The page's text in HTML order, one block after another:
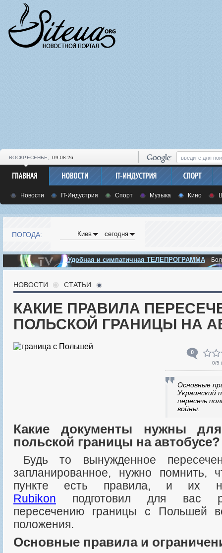
ВОСКРЕСЕНЬЕ, 09.08.26
Новости IT-Индустрия Спорт Музыка Кино
ПОГОДА: Киев сегодня
Удобная и симпатичная ТЕЛЕПРОГРАММА
НОВОСТИ СТАТЬИ
КАКИЕ ПРАВИЛА
ПОЛЬСКОЙ ГРАНИЦЫ НА
0
0/5 (
Основные
Украинский
пересечь
войны.
Какие документы нужны для
польской границы на автобусе?
Будь то вынужденное пересечение границы или
запланированное, нужно помнить,
пункте есть правила, и их
Rubikon подготовил для вас
пересечению границы с Польшей
положения.
Основные правила и